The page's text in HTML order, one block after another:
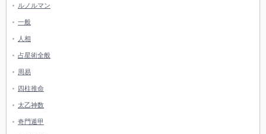
ルノルマン
一般
人相
占星術全般
周易
四柱推命
太乙神数
奇門遁甲